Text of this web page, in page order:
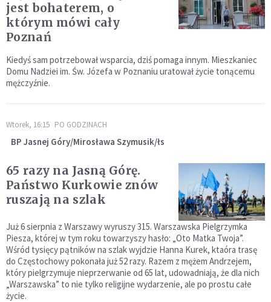
jest bohaterem, o
którym mówi cały
Poznań
Kiedyś sam potrzebował wsparcia, dziś pomaga innym. Mieszkaniec
Domu Nadziei im. Św. Józefa w Poznaniu uratował życie tonącemu
mężczyźnie.
Wtorek, 16:15 PO GODZINACH
BP Jasnej Góry/Mirosława Szymusik/łs
65 razy na Jasną Górę.
Państwo Kurkowie znów
ruszają na szlak
Już 6 sierpnia z Warszawy wyruszy 315. Warszawska Pielgrzymka
Piesza, której w tym roku towarzyszy hasło: „Oto Matka Twoja”.
Wśród tysięcy pątników na szlak wyjdzie Hanna Kurek, ktaóra trasę
do Częstochowy pokonała już 52 razy. Razem z mężem Andrzejem,
który pielgrzymuje nieprzerwanie od 65 lat, udowadniają, że dla nich
„Warszawska” to nie tylko religijne wydarzenie, ale po prostu całe
życie.